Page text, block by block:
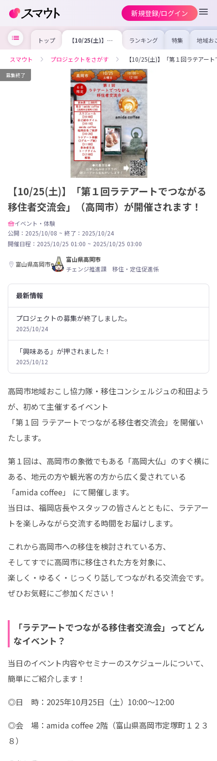
新規登録/ログイン
トップ 【10/25(土)】
「第１回ラテアー
者交流会」（高岡
市）が開催されま
す！
ランキング 特集 地域お
の求
を集め
事内容
を比
スマウト プロジェクトをさがす 【10/25(土)】「第１回ラテアー
募集終了
【10/25(土)】「第１回ラテアートでつながる
移住者交流会」（高岡市）が開催されます！
イベント・体験
公開：2025/10/08 ~ 終了：2025/10/24
開催日程： 2025/10/25 01:00 ~ 2025/10/25 03:00
富山県高岡市
富山県高岡市
チェンジ推進課 移住・定住促進係
最新情報
プロジェクトの募集が終了しました。
2025/10/24
「興味ある」が押されました！
2025/10/12
高岡市地域おこし協力隊・移住コンシェルジュの和田よう
が、初めて主催するイベント
「第１回 ラテアートでつながる移住者交流会」を開催い
たします。
第１回は、高岡市の象徴でもある「高岡大仏」のすぐ横に
ある、地元の方や観光客の方から広く愛されている
「amida coffee」 にて開催します。
当日は、福岡店長やスタッフの皆さんとともに、ラテアー
トを楽しみながら交流する時間をお届けします。
これから高岡市への移住を検討されている方、
そしてすでに高岡市に移住された方を対象に、
楽しく・ゆるく・じっくり話してつながれる交流会です。
ぜひお気軽にご参加ください！
「ラテアートでつながる移住者交流会」ってどん
なイベント？
当日のイベント内容やセミナーのスケジュールについて、
簡単にご紹介します！
◎日　時：2025年10月25日（土）10:00～12:00
◎会　場：amida coffee 2階（富山県高岡市定塚町１２３
８）